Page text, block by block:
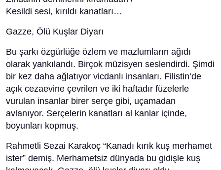
Kesildi sesi, kırıldı kanatları…
Gazze, Ölü Kuşlar Diyarı
Bu şarkı özgürlüğe özlem ve mazlumların ağıdı
olarak yankılandı. Birçok müzisyen seslendirdi. Şimdi
bir kez daha ağlatıyor vicdanlı insanları. Filistin’de
açık cezaevine çevrilen ve iki haftadır füzelerle
vurulan insanlar birer serçe gibi, uçamadan
avlanıyor. Serçelerin kanatları al kanlar içinde,
boyunları kopmuş.
Rahmetli Sezai Karakoç “Kanadı kırık kuş merhamet
ister” demiş. Merhametsiz dünyada bu gidişle kuş